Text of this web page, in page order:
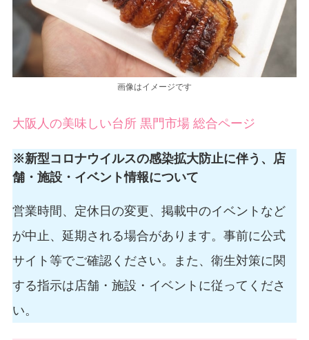
画像はイメージです
大阪人の美味しい台所 黒門市場 総合ページ
※新型コロナウイルスの感染拡大防止に伴う、店
舗・施設・イベント情報について
営業時間、定休日の変更、掲載中のイベントなど
が中止、延期される場合があります。事前に公式
サイト等でご確認ください。また、衛生対策に関
する指示は店舗・施設・イベントに従ってくださ
い。